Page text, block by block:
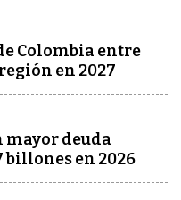
Colombia entre
en 2027
mayor deuda
billones en 2026